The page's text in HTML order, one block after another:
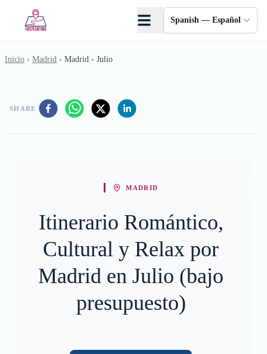
Spanish — Español
Inicio › Madrid › Madrid - Julio
SHARE
MADRID
Itinerario Romántico,
Cultural y Relax por
Madrid en Julio (bajo
presupuesto)